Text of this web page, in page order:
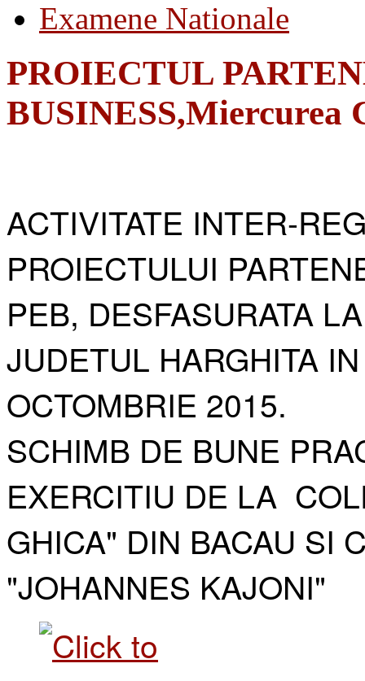
Examene Nationale
PROIECTUL
BUSINESS,Miercurea
ACTIVITATE INTER-
PROIECTULUI
PEB, DESFASURATA
JUDETUL HARGHITA
OCTOMBRIE 2015.
SCHIMB DE BUNE
EXERCITIU DE LA
GHICA" DIN BACAU SI
"JOHANNES KAJONI"​